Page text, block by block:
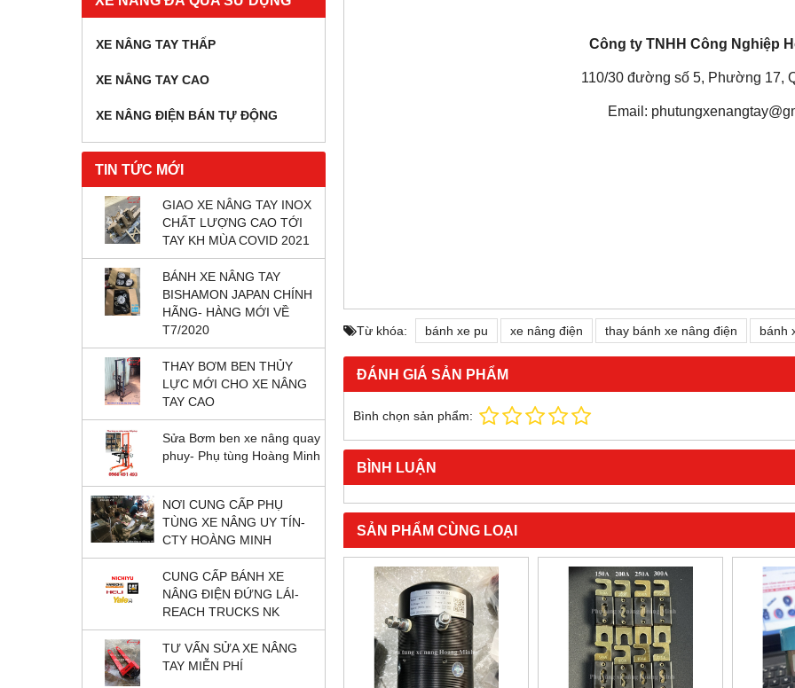
XE NÂNG TAY THẤP
XE NÂNG TAY CAO
XE NÂNG ĐIỆN BÁN TỰ ĐỘNG
TIN TỨC MỚI
GIAO XE NÂNG TAY INOX
CHẤT LƯỢNG CAO TỚI
TAY KH MÙA COVID 2021
BÁNH XE NÂNG TAY
BISHAMON JAPAN CHÍNH
HÃNG- HÀNG MỚI VỀ
T7/2020
THAY BƠM BEN THỦY
LỰC MỚI CHO XE NÂNG
TAY CAO
Sửa Bơm ben xe nâng quay
phuy- Phụ tùng Hoàng Minh
NƠI CUNG CẤP PHỤ
TÙNG XE NÂNG UY TÍN-
CTY HOÀNG MINH
CUNG CẤP BÁNH XE
NÂNG ĐIỆN ĐỨNG LÁI-
REACH TRUCKS NK
TƯ VẤN SỬA XE NÂNG
TAY MIỄN PHÍ
Công ty TNHH Công Nghiệp
110/30 đường số 5, Phường 17,
Email:
Từ khóa: bánh xe pu xe nâng điện thay bánh xe nâng điện bánh
ĐÁNH GIÁ SẢN PHẨM
Bình chọn sản phẩm:
BÌNH LUẬN
SẢN PHẨM CÙNG LOẠI